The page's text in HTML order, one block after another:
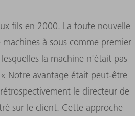
fils en 2000. La toute nouvelle
à sous comme premier
la machine n'était pas
Notre avantage était peut-être
le directeur de
sur le client. Cette approche